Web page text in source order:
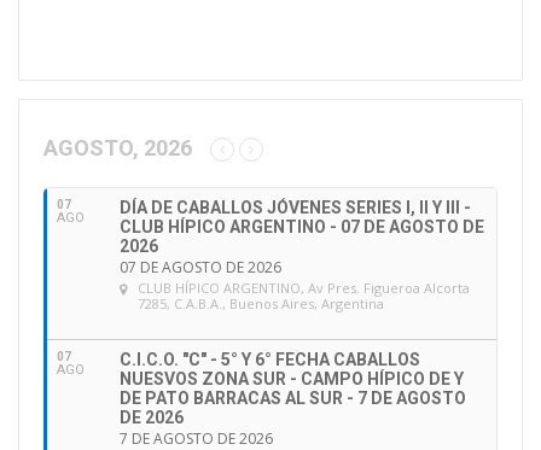
la FEI HORSEAPP el día anterior o el día de llegada.
• Tomar la temperatura de cada caballo dos veces al
y registrar las mediciones directamente a la
HORSEAPP.
Las sanciones se aplican por CABALLO y serán
emitidas por la Sede de la FEI siguiendo un proceso
automatizado. Las mismas NO son apelables.
VIDEO TUTORIAL PARA UTILIZAR LA NUEVA FEI
e
c
ó
a
AGOSTO, 2026
07
AGO
DÍA DE CABALLOS JÓVENES SERIES I, II Y III -
CLUB HÍPICO ARGENTINO - 07 DE AGOSTO DE
2026
07 DE AGOSTO DE 2026
CLUB HÍPICO ARGENTINO, Av Pres. Figueroa Alcorta
7285, C.A.B.A., Buenos Aires, Argentina
07
AGO
C.I.C.O. "C" - 5° Y 6° FECHA CABALLOS
NUESVOS ZONA SUR - CAMPO HÍPICO DE Y
DE PATO BARRACAS AL SUR - 7 DE AGOSTO
DE 2026
7 DE AGOSTO DE 2026